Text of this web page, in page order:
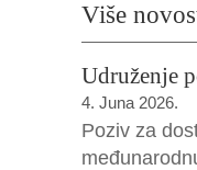
Više
Udruženje
4. Juna 2026.
Poziv za